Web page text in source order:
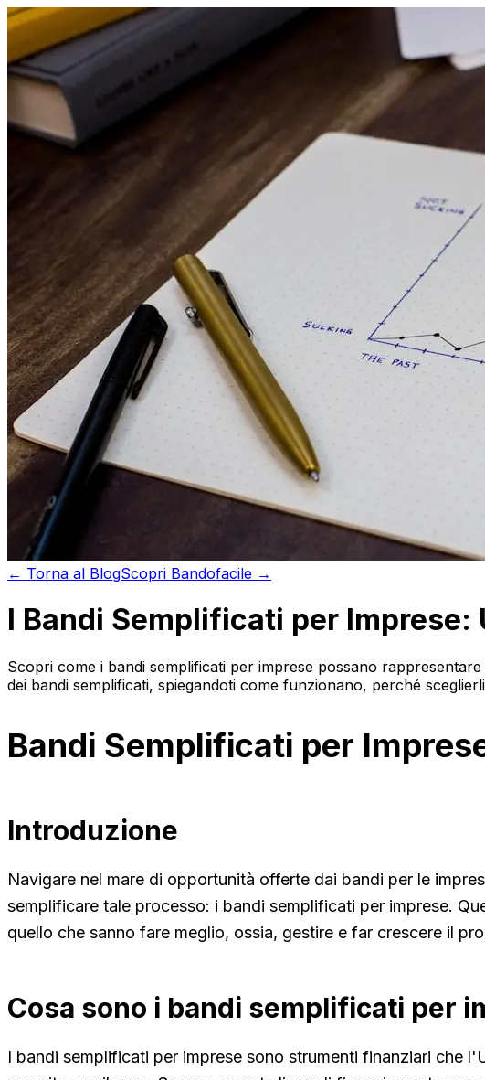
← Torna al BlogScopri Bandofacile →
I Bandi Semplificati per Imprese:
Scopri come i bandi semplificati per imprese possano
dei bandi semplificati, spiegandoti come funzionano, perché
Bandi Semplificati per
Introduzione
Navigare nel mare di opportunità offerte dai bandi per le
semplificare tale processo: i bandi semplificati per imprese.
quello che sanno fare meglio, ossia, gestire e far crescere il
Cosa sono i bandi semplificati per
I bandi semplificati per imprese sono strumenti finanziari che